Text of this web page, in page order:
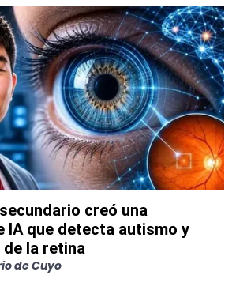
creó una
IA que detecta autismo y
la retina
de Cuyo